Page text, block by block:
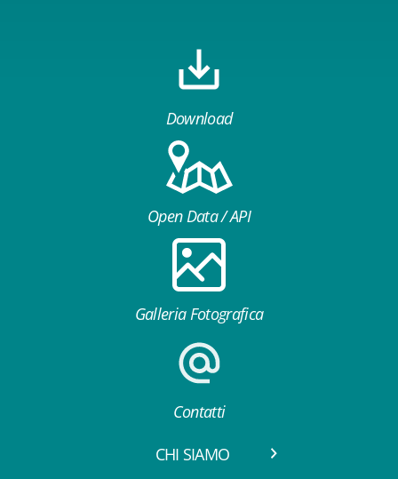
Download
Open Data / API
Galleria Fotografica
Contatti
CHI SIAMO